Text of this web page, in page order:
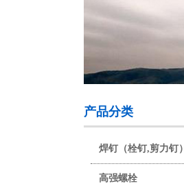
产品分类
焊钉（栓钉,剪力钉）
高强螺栓